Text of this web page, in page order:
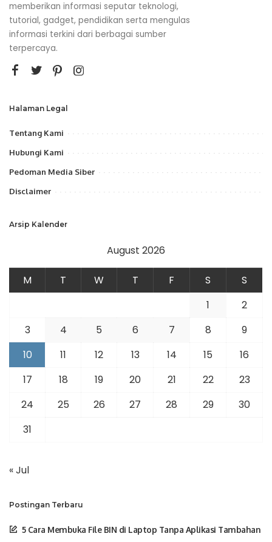
memberikan informasi seputar teknologi,
tutorial, gadget, pendidikan serta mengulas
informasi terkini dari berbagai sumber
terpercaya.
Halaman Legal
Tentang Kami
Hubungi Kami
Pedoman Media Siber
Disclaimer
Arsip Kalender
August 2026
M T W T F S
S
1
2
3
4 5 6 7 8
9
10
11 12 13 14 15
16
17
18 19 20 21 22
23
24
25 26 27 28 29
30
31
« Jul
Postingan Terbaru
5 Cara Membuka File BIN di Laptop Tanpa Aplikasi Tambahan